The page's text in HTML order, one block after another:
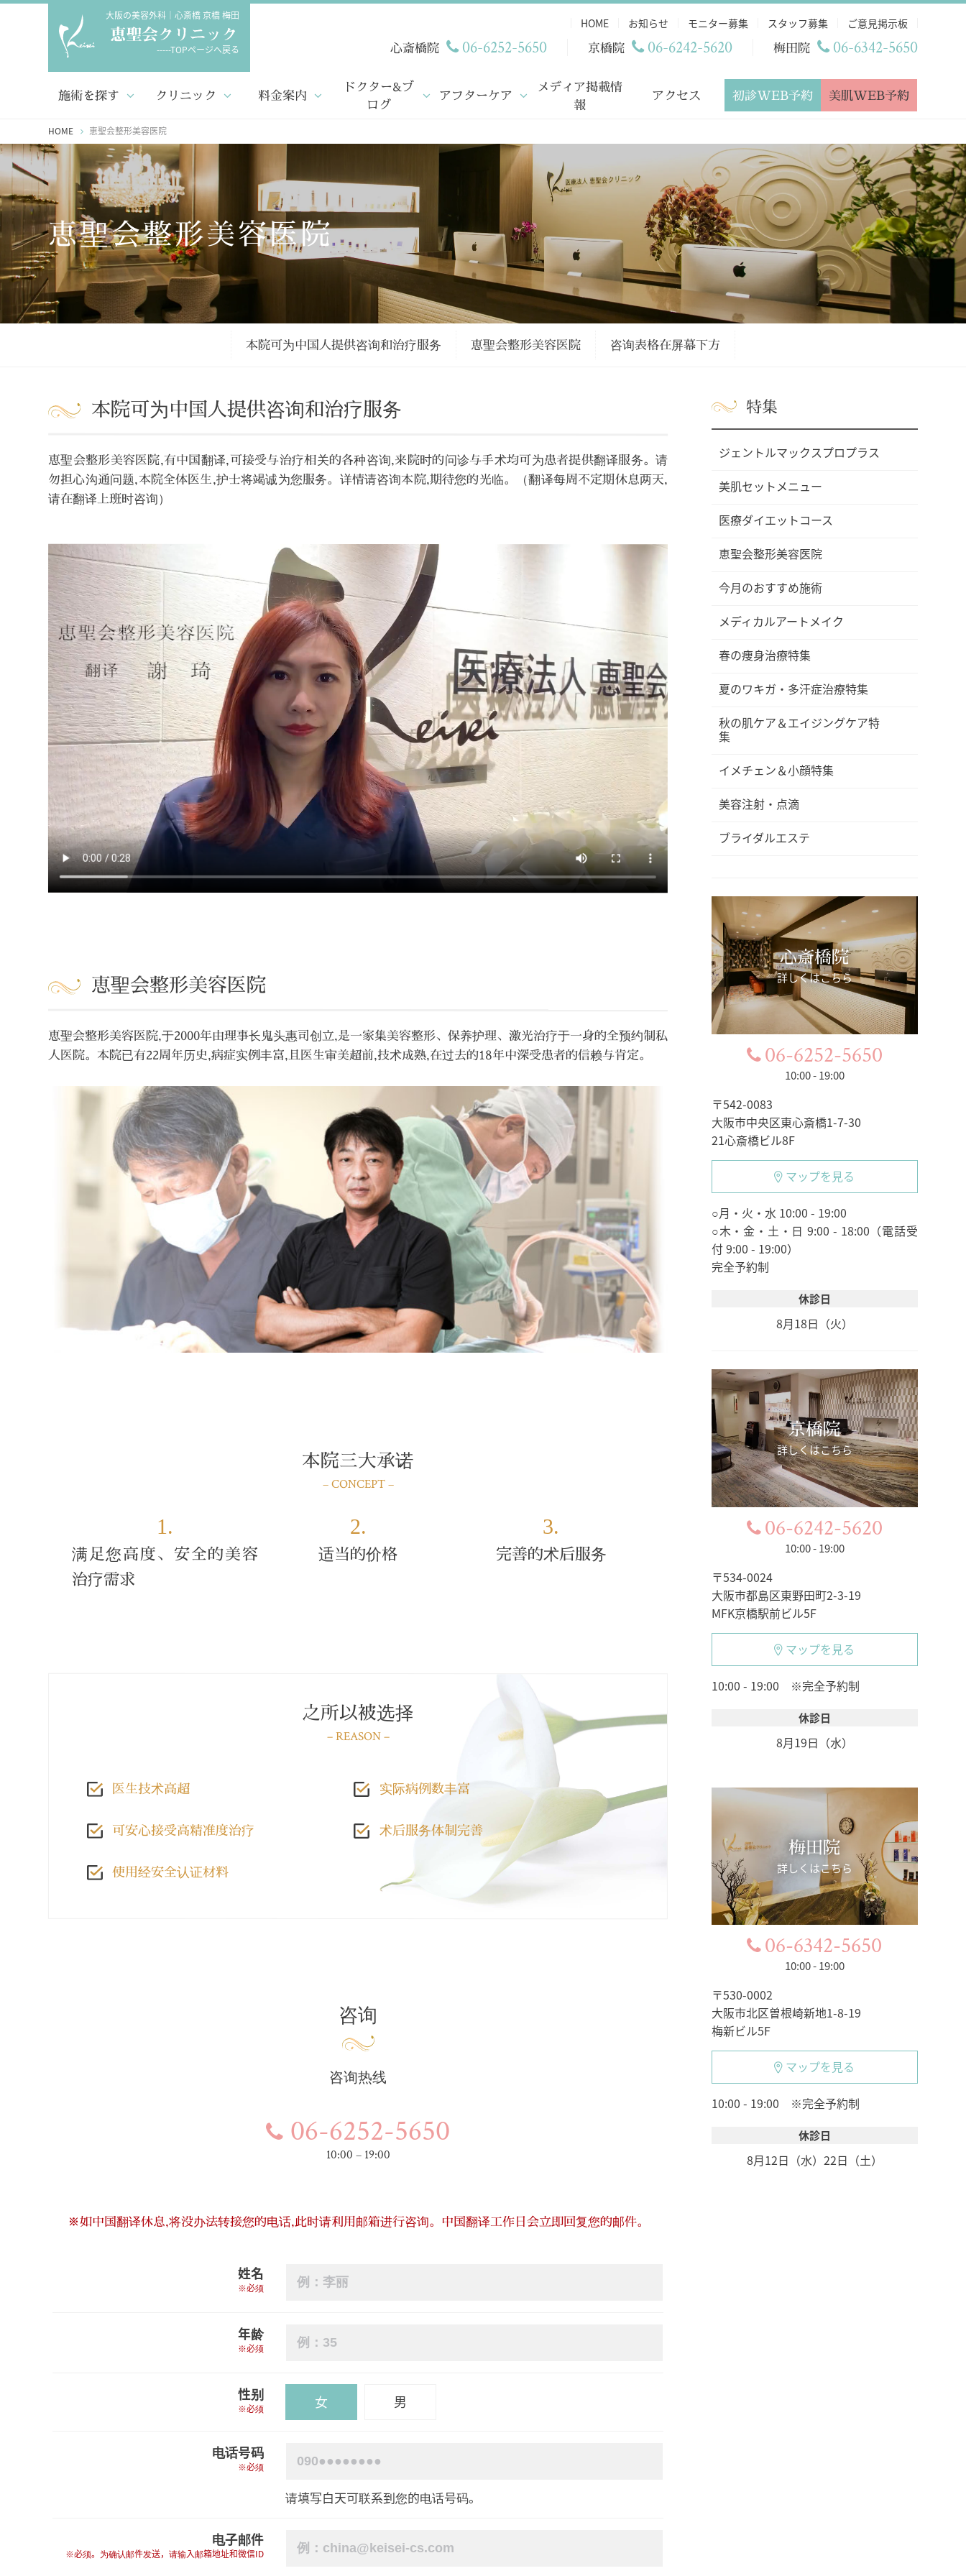
大阪の美容外科｜心斎橋 京橋 梅田
-----TOPページへ戻る
HOME お知らせ モニター募集 スタッフ募集 ご意見掲示板
梅田院 06-6342-5650
京橋院 06-6242-5620
心斎橋院 06-6252-5650
施術を探す クリニック 料金案内
ドクター&ブ
ログ
アフターケア
メディア掲載情
報
アクセス 初診WEB予約 美肌WEB予約
HOME 恵聖会整形美容医院
恵聖会整形美容医院
本院可为中国人提供咨询和治疗服务 恵聖会整形美容医院 咨询表格在屏幕下方
本院可为中国人提供咨询和治疗服务
恵聖会整形美容医院,有中国翻译,可接受与治疗相关的各种咨询,来院时的问诊与手术均可为患者提供翻译服务。请
勿担心沟通问题,本院全体医生,护士将竭诚为您服务。详情请咨询本院,期待您的光临。（翻译每周不定期休息两天,
请在翻译上班时咨询）
恵聖会整形美容医院
恵聖会整形美容医院,于2000年由理事长鬼头惠司创立,是一家集美容整形、保养护理、激光治疗于一身的全预约制私
人医院。本院已有22周年历史,病症实例丰富,且医生审美超前,技术成熟,在过去的18年中深受患者的信赖与肯定。
本院三大承诺
– CONCEPT –
1.
满足您高度、安全的美容
治疗需求
2.
适当的价格
3.
完善的术后服务
之所以被选择
– REASON –
医生技术高超 实际病例数丰富
可安心接受高精准度治疗 术后服务体制完善
使用经安全认证材料
咨询
咨询热线
06-6252-5650
10:00 – 19:00
※如中国翻译休息,将没办法转接您的电话,此时请利用邮箱进行咨询。中国翻译工作日会立即回复您的邮件。
姓名
※必须
年龄
※必须
性别
※必须 女 男
电话号码
※必须
请填写白天可联系到您的电话号码。
电子邮件
※必须。为确认邮件发送，请输入邮箱地址和微信ID
特集
ジェントルマックスプロプラス
美肌セットメニュー
医療ダイエットコース
恵聖会整形美容医院
今月のおすすめ施術
メディカルアートメイク
春の痩身治療特集
夏のワキガ・多汗症治療特集
秋の肌ケア＆エイジングケア特
集
イメチェン＆小顔特集
美容注射・点滴
ブライダルエステ
心斎橋院
詳しくはこちら
06-6252-5650
10:00 - 19:00
〒542-0083
大阪市中央区東心斎橋1-7-30
21心斎橋ビル8F
マップを見る
○月・火・水 10:00 - 19:00
○木・金・土・日 9:00 - 18:00（電話受
付 9:00 - 19:00）
完全予約制
休診日
8月18日（火）
京橋院
詳しくはこちら
06-6242-5620
10:00 - 19:00
〒534-0024
大阪市都島区東野田町2-3-19
MFK京橋駅前ビル5F
マップを見る
10:00 - 19:00 ※完全予約制
休診日
8月19日（水）
梅田院
詳しくはこちら
06-6342-5650
10:00 - 19:00
〒530-0002
大阪市北区曽根崎新地1-8-19
梅新ビル5F
マップを見る
10:00 - 19:00 ※完全予約制
休診日
8月12日（水） 22日（土）